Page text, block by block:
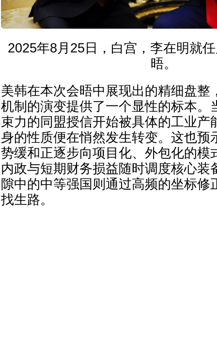
2025年8月25日，白宫，李在明就
晤。
美韩在本次会晤中展现出的精细盘整
机制的演变提供了一个显性的标本。
束力的同盟授信开始被具体的工业产
身的性质便在悄然发生转变。这也预
势缓和正逐步向项目化、外包化的模
内政与短期财务损益随时调度核心装
隙中的中等强国则通过高频的坐标修
找生路。